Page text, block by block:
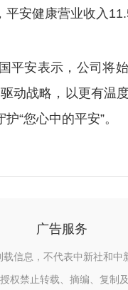
安健康营业收入
安表示，公司将
动战略，以更有温
“您心中的平安”。
广告服务
载信息，不代表中新社和中
权禁止转载、摘编、复制